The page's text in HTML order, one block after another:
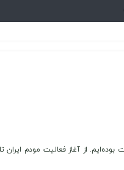
از آغاز فعالیت مودم